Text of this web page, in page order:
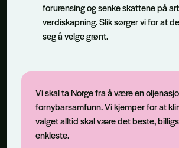
forurensing og senke skattene på
verdiskapning. Slik sørger vi for at
seg å velge grønt.
Vi skal ta Norge fra å være en
fornybarsamfunn. Vi kjemper for at
valget alltid skal være det beste,
enkleste.